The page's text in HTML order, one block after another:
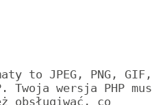
to JPEG, PNG,
Twoja wersja PHP
obsługiwać, co